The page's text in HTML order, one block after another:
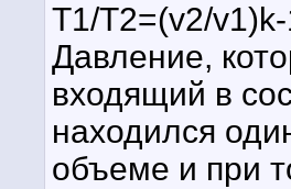
T1/T2=(v2/
Давление,
входящий в
находился
объеме и при